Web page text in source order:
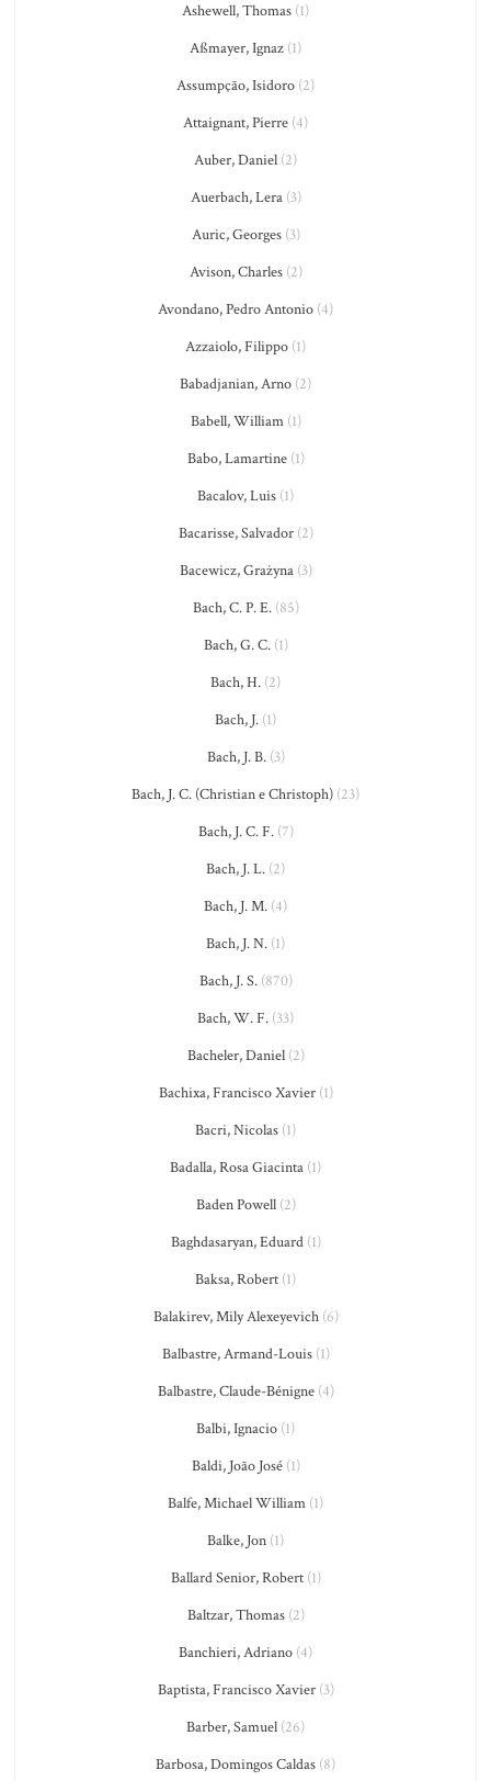
Ashewell, Thomas (1)
Aßmayer, Ignaz (1)
Assumpção, Isidoro (2)
Attaignant, Pierre (4)
Auber, Daniel (2)
Auerbach, Lera(3)
Auric, Georges(3)
Avison, Charles(2)
Avondano, Pedro Antonio (4)
Azzaiolo, Filippo (1)
Babadjanian, Arno (2)
Babell, William(1)
Babo, Lamartine(1)
Bacalov, Luis (1)
Bacarisse, Salvador(2)
Bacewicz, Grażyna(3)
Bach, C. P. E.(85)
Bach, G. C.(1)
Bach, H. (2)
Bach, J. (1)
Bach, J. B.(3)
Bach, J. C. (Christian e Christoph) (23)
Bach, J. C. F.(7)
Bach, J. L. (2)
Bach, J. M. (4)
Bach, J. N. (1)
Bach, J. S.(870)
Bach, W. F. (33)
Bacheler, Daniel(2)
Bachixa, Francisco Xavier(1)
Bacri, Nicolas (1)
Badalla, Rosa Giacinta (1)
Baden Powell(2)
Baghdasaryan, Eduard(1)
Baksa, Robert (1)
Balakirev, Mily Alexeyevich(6)
Balbastre, Armand-Louis(1)
Balbastre, Claude-Bénigne(4)
Balbi, Ignacio (1)
Baldi, João José(1)
Balfe, Michael William (1)
Balke, Jon (1)
Ballard Senior, Robert(1)
Baltzar, Thomas(2)
Banchieri, Adriano (4)
Baptista, Francisco Xavier(3)
Barber, Samuel (26)
Barbosa, Domingos Caldas (8)